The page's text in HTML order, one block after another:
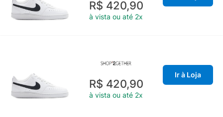
R$ 420,90
à vista ou até 2x
R$ 420,90
à vista ou até 2x
Ir à Loja